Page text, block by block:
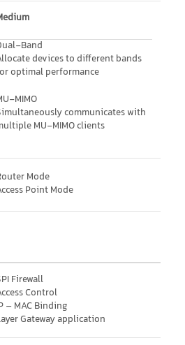
Band
devices to different bands
optimal performance
MIMO
communicates with
MU-MIMO clients
Mode
Point Mode
Firewall
Control
– MAC Binding
Gateway application